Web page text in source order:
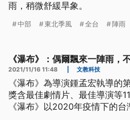
雨，稍微舒緩旱象。
中部 東北季風 全台 陣雨
《瀑布》：偶爾飄來一陣雨，
2021/11/16 11:48 文教科技
《瀑布》為導演鍾孟宏執導
獎含最佳劇情片、最佳導演等
《瀑布》以2020年疫情下的